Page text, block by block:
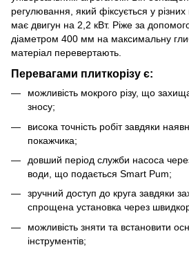
регулювання, який фіксується у
має двигун на 2,2 кВт. Ріже за
діаметром 400 мм на максимальну
матеріал перевертають.
Перевагами плиткорізу є:
можливість мокрого різу, що
зносу;
висока точність робіт завдяки
покажчика;
довший період служби насоса
води, що подається Smart Pum;
зручний доступ до круга завдяки
спрощена установка через
можливість зняти та встановити
інструментів;